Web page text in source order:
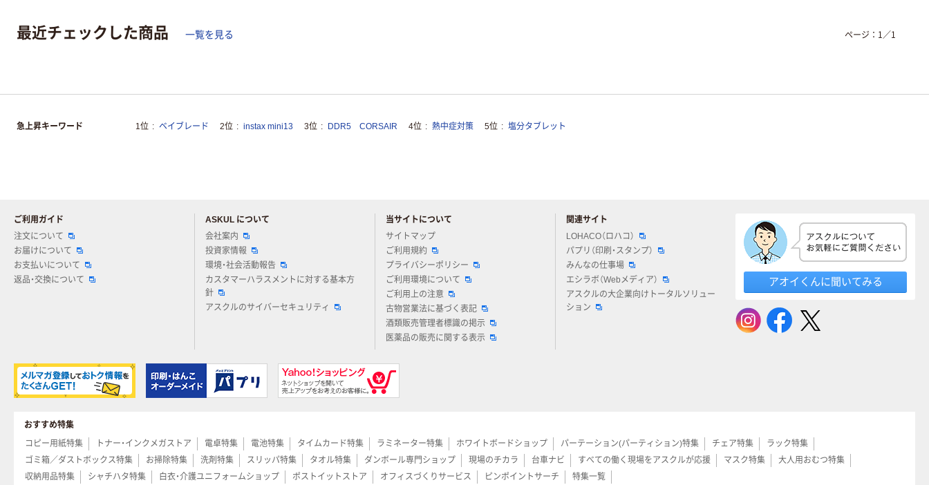
最近チェックした商品 一覧を見る ページ： 1 ／1
急上昇キーワード 1位 ベイブレード 2位 instax mini13 3位 DDR5 CORSAIR 4位 熱中症対策 5位 塩分タブレット
ご利用ガイド
注文について
お届けについて
お支払いについて
返品・交換について
ASKUL について
会社案内
投資家情報
環境・社会活動報告
カスタマーハラスメントに対する基本方
針
アスクルのサイバーセキュリティ
当サイトについて
サイトマップ
ご利用規約
プライバシーポリシー
ご利用環境について
ご利用上の注意
古物営業法に基づく表記
酒類販売管理者標識の掲示
医薬品の販売に関する表示
関連サイト
LOHACO（ロハコ）
パプリ（印刷・スタンプ）
みんなの仕事場
エシラボ（Webメディア）
アスクルの大企業向けトータルソリュー
ション
アオイくんに聞いてみる
おすすめ特集
コピー用紙特集
トナー・インクメガストア 電卓特集 電池特集 タイムカード特集 ラミネーター特集 ホワイトボードショップ パーテーション(パーティション)特集 チェア特集
ラック特集
ゴミ箱／ダストボックス特集
お掃除特集 洗剤特集 スリッパ特集 タオル特集 ダンボール専門ショップ 現場のチカラ 台車ナビ すべての働く現場をアスクルが応援 マスク特集
大人用おむつ特集
収納用品特集
シャチハタ特集 白衣・介護ユニフォームショップ ポストイットストア オフィスづくりサービス ピンポイントサーチ 特集一覧